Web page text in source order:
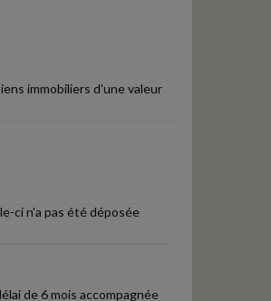
immobiliers d'une valeur
ci n'a pas été déposée
de 6 mois accompagnée